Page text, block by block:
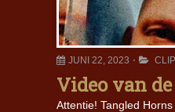
JUNI 22, 2023
Video van
Attentie! Tangled